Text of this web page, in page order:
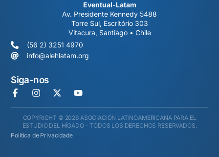
Eventual-Latam
Av. Presidente Kennedy 5488
Torre Sul, Escritório 303
Vitacura, Santiago • Chile
(56 2) 3251 4970
info@alehlatam.org
Siga-nos
COPYRIGHT © 2026 ASOCIACIÓN LATINOAMERICANA PARA EL
ESTUDIO DEL HÍGADO - TODOS LOS DERECHOS RESERVADOS.
Política de Privacidade